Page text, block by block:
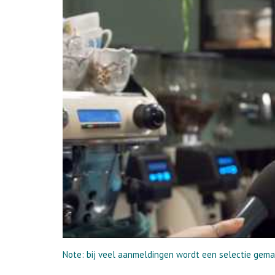
Note: bij veel aanmeldingen wordt een selectie